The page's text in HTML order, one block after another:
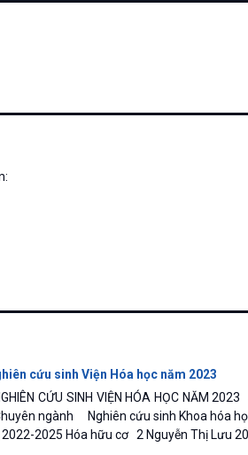
cứu sinh Viện Hóa học năm 2023
CỨU SINH VIỆN HÓA HỌC NĂM
ngành Nghiên cứu sinh Khoa
2025 Hóa hữu cơ 2 Nguyễn Thị Lưu